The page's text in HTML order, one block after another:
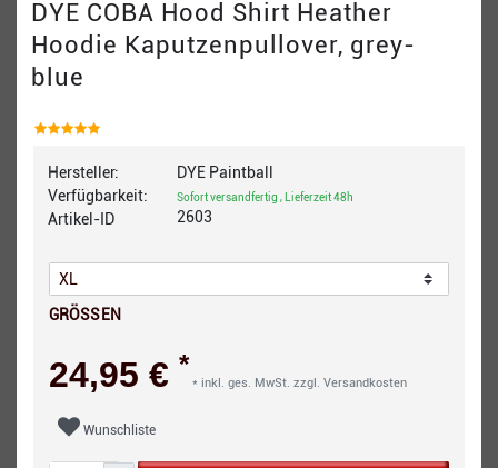
DYE COBA Hood Shirt Heather
Hoodie Kaputzenpullover, grey-
blue
Hersteller:
Verfügbarkeit:
Artikel-ID
DYE Paintball
Sofort versandfertig , Lieferzeit 48h
2603
GRÖSSEN
24,95 € *
* inkl. ges. MwSt. zzgl. Versandkosten
Wunschliste